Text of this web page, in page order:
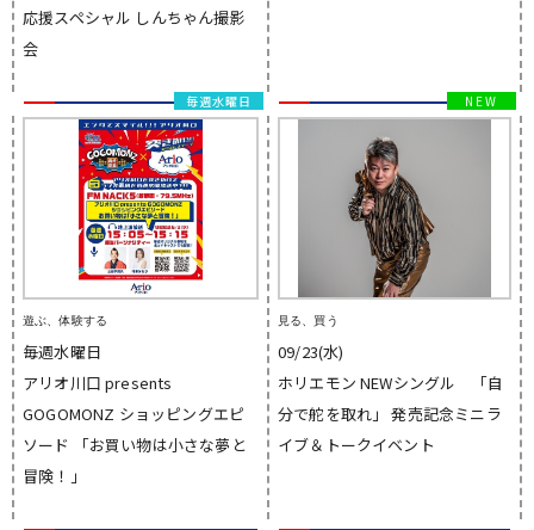
応援スペシャル しんちゃん撮影
会
遊ぶ、体験する
毎週水曜日
アリオ川口 presents
GOGOMONZ ショッピングエピ
ソード 「お買い物は小さな夢と
冒険！」
毎週水曜日
見る、買う
09/23(水)
ホリエモン NEWシングル 「自
分で舵を取れ」 発売記念ミニラ
イブ＆トークイベント